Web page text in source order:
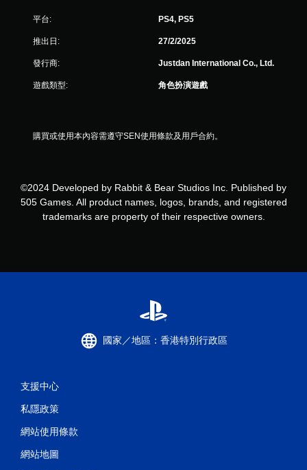
則
平台: PS4, PS5
推出日: 27/2/2025
發行商: Justdan International Co., Ltd.
遊戲類型: 角色扮演遊戲
購買或使用本內容需遵守SEN使用條款及用戶合約。
©2024 Developed by Rabbit & Bear Studios Inc. Published by
505 Games. All product names, logos, brands, and registered
trademarks are property of their respective owners.
國家／地區：香港特別行政區
支援中心
私隱政策
網站使用條款
網站地圖